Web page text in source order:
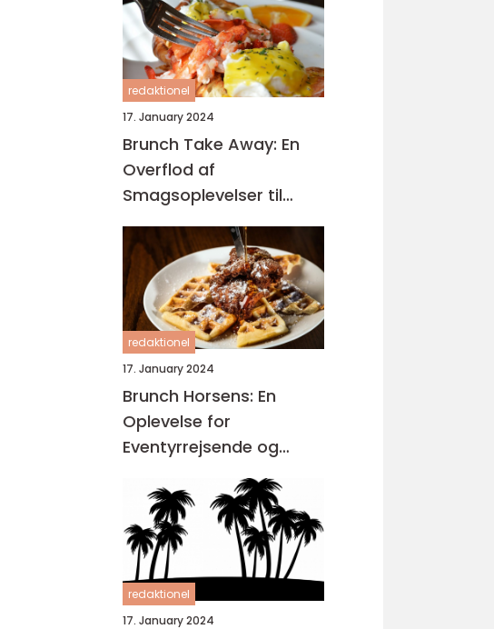
redaktionel
17. January 2024
Brunch Take Away: En
Overflod af
Smagsoplevelser til
Dem på Farten
redaktionel
17. January 2024
Brunch Horsens: En
Oplevelse for
Eventyrrejsende og
redaktionel
17. January 2024